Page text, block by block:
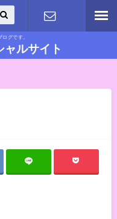
グです。
ャルサイト
お問い合わ